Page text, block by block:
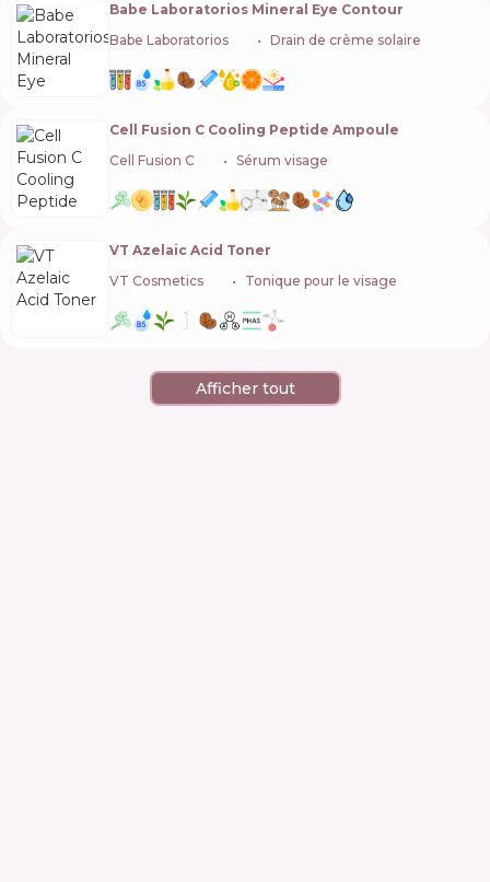
Babe Laboratorios Mineral Eye Contour
Babe Laboratorios
Drain de crème solaire
Cell Fusion C Cooling Peptide Ampoule
Cell Fusion C
Sérum visage
VT Azelaic Acid Toner
VT Cosmetics
Tonique pour le visage
Afficher tout